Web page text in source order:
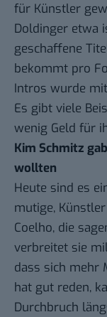
für Künstler
Doldinger etwa
geschaffene
bekommt pro
Intros wurde
Es gibt viele
wenig Geld für
Kim Schmitz
wollten
Heute sind es
mutige,
Coelho, die
verbreitet sie
dass sich mehr
hat gut reden,
Durchbruch